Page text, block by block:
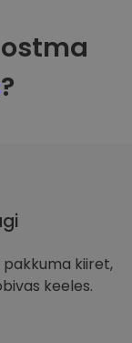
?
kiiret,
keeles.